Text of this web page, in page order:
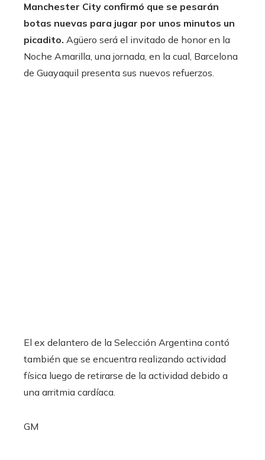
Manchester City confirmó que se pesarán
botas nuevas para jugar por unos minutos un
picadito. Agüero será el invitado de honor en la
Noche Amarilla, una jornada, en la cual, Barcelona
de Guayaquil presenta sus nuevos refuerzos.
El ex delantero de la Selección Argentina contó
también que se encuentra realizando actividad
física luego de retirarse de la actividad debido a
una arritmia cardíaca.
GM